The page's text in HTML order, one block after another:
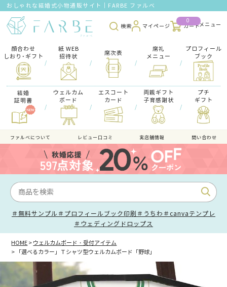
おしゃれな結婚式小物通販サイト｜FARBE ファルベ
検索 マイページ
0
カート
顔合わせ
しおり･ギフト
/
紙 WEB
招待状
/
席次表
/
席礼
メニュー
/
プロフィール
ブック
結婚
証明書
/
ウェルカム
ボード
/
エスコート
カード
/
両親ギフト
子育感謝状
/
プチ
ギフト
ファルべについて レビュー口コミ 実店舗情報 問い合わせ
＃無料サンプル ＃プロフィールブック印刷 ＃うちわ ＃canvaテンプレ
＃ウェディングドロップス
HOME
ウェルカムボード・受付アイテム
「選べるカラー」Ｔシャツ型ウェルカムボード「野球」